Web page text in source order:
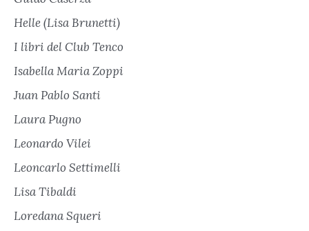
Helle (Lisa Brunetti)
I libri del Club Tenco
Isabella Maria Zoppi
Juan Pablo Santi
Laura Pugno
Leonardo Vilei
Leoncarlo Settimelli
Lisa Tibaldi
Loredana Squeri